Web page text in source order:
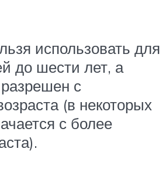
использовать для
до шести лет, а
с
(в некоторых
с более